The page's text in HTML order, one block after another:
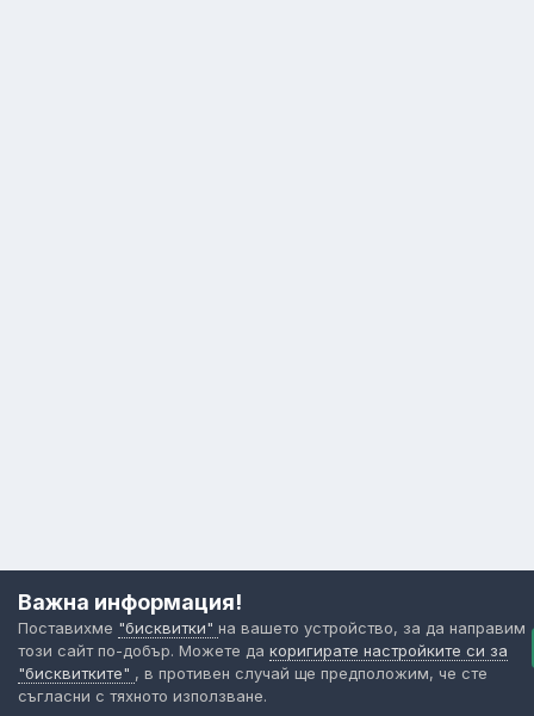
Важна информация!
Поставихме "бисквитки" на вашето устройство, за да направим
този сайт по-добър. Можете да коригирате настройките си за
"бисквитките" , в противен случай ще предположим, че сте
съгласни с тяхното използване.